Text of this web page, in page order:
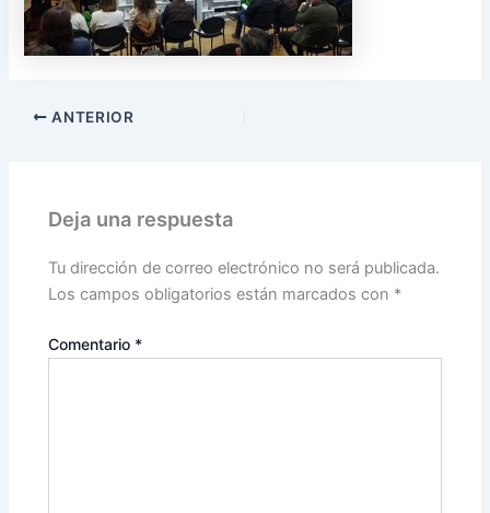
ANTERIOR
Deja una respuesta
Tu dirección de correo electrónico no será publicada.
Los campos obligatorios están marcados con *
Comentario *